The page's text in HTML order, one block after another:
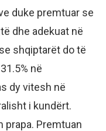
duke premtuar se
dhe adekuat në
shqiptarët do të
në
dy vitesh në
i kundërt.
prapa. Premtuan